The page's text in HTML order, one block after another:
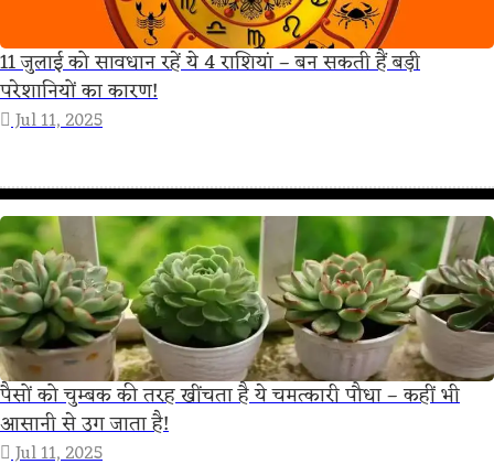
11 जुलाई को सावधान रहें ये 4 राशियां – बन सकती हैं बड़ी
परेशानियों का कारण!
Jul 11, 2025
पैसों को चुम्बक की तरह खींचता है ये चमत्कारी पौधा – कहीं भी
आसानी से उग जाता है!
Jul 11, 2025